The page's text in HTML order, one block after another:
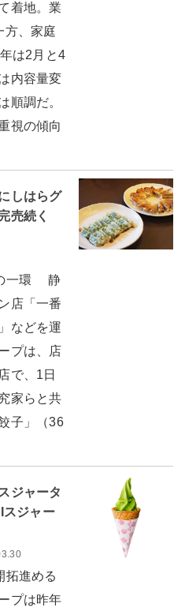
着地。業
方、家庭
は2月と4
内容量変
順調だ。
視の傾向
しはらグ
売続く
一環 静
店「一番
などを運
プは、店
で、1日
家らと共
子」（36
ジャータ
ジャー
進める
プは昨年